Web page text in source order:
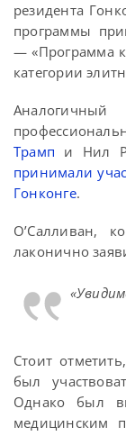
резидента
программы
— «Программа
категории
Трамп и Нил
принимали
Гонконге.
О’Салливан,
лаконично
Стоит
был
Однако был
медицинским